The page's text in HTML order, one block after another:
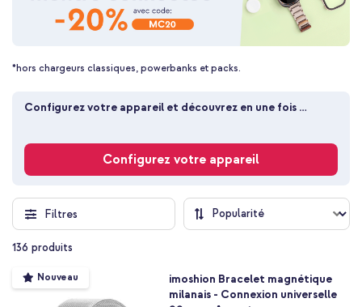
*hors chargeurs classiques, powerbanks et packs.
Configurez votre appareil et découvrez en une fois
Configurez votre appareil
Filtres
136 produits
Nouveau
imoshion Bracelet magnétique
milanais - Connexion universelle